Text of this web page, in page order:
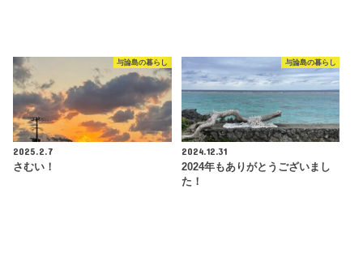
与論島の暮らし
2025.2.7
さむい！
与論島の暮らし
2024.12.31
2024年もありがとうございまし
た！